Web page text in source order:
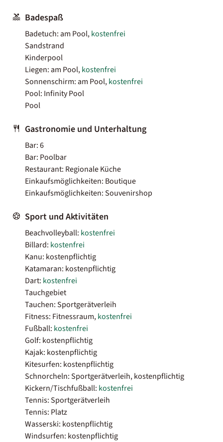
Badespaß
Badetuch: am Pool,kostenfrei
Sandstrand
Kinderpool
Liegen: am Pool,kostenfrei
Sonnenschirm: am Pool,kostenfrei
Pool: Infinity Pool
Pool
Gastronomie und Unterhaltung
Bar: 6
Bar: Poolbar
Restaurant: Regionale Küche
Einkaufsmöglichkeiten: Boutique
Einkaufsmöglichkeiten: Souvenirshop
Sport und Aktivitäten
Beachvolleyball: kostenfrei
Billard: kostenfrei
Kanu: kostenpflichtig
Katamaran: kostenpflichtig
Dart: kostenfrei
Tauchgebiet
Tauchen: Sportgerätverleih
Fitness: Fitnessraum,kostenfrei
Fußball: kostenfrei
Golf: kostenpflichtig
Kajak: kostenpflichtig
Kitesurfen: kostenpflichtig
Schnorcheln: Sportgerätverleih, kostenpflichtig
Kickern/Tischfußball: kostenfrei
Tennis: Sportgerätverleih
Tennis: Platz
Wasserski: kostenpflichtig
Windsurfen: kostenpflichtig